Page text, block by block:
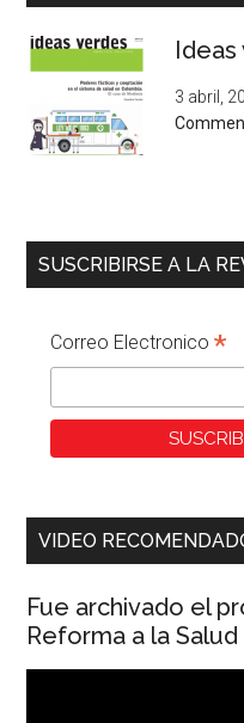
Ideas
3 abril,
SUSCRIBIRSE A LA
Correo Electronico*
VIDEO
Fue archivado el
Reforma a la Salud